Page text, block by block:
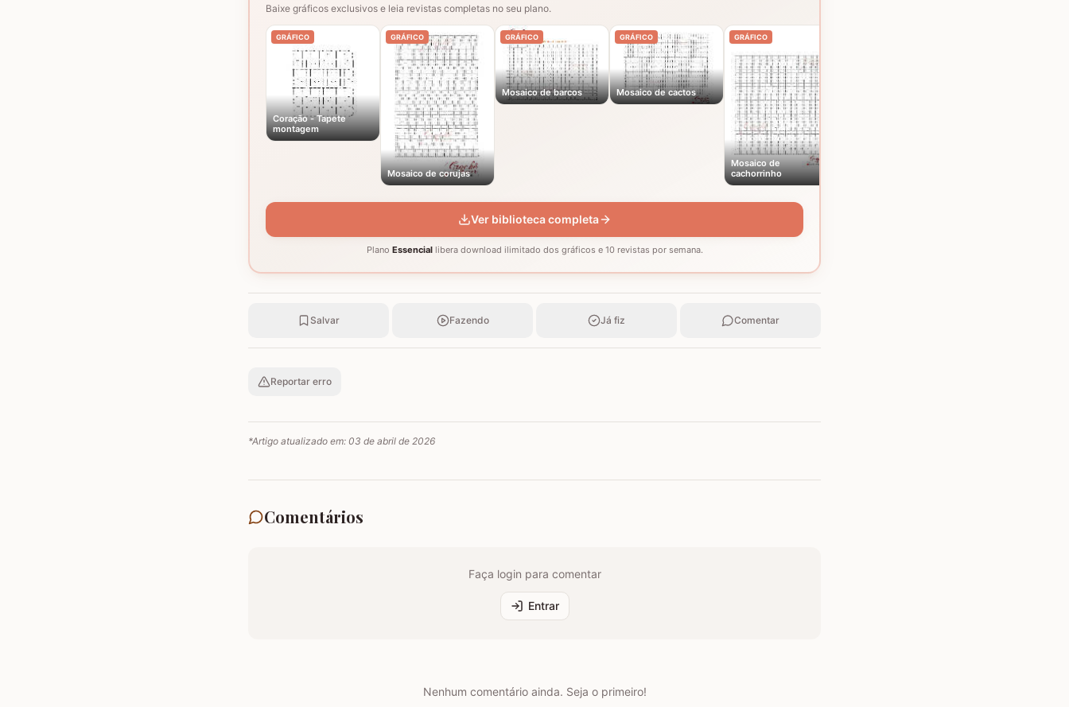
Baixe gráficos exclusivos e leia revistas completas no seu plano.
GRÁFICO
Coração - Tapete
montagem
GRÁFICO
Mosaico de corujas
GRÁFICO
Mosaico de barcos
GRÁFICO
Mosaico de cactos
GRÁFICO
Mosaico de
cachorrinho
Ver biblioteca completa
Plano Essenciallibera download ilimitado dos gráficos e 10 revistas por semana.
Salvar Fazendo Já fiz Comentar
Reportar erro
*Artigo atualizado em: 03 de abril de 2026
Comentários
Faça login para comentar
Entrar
Nenhum comentário ainda. Seja o primeiro!